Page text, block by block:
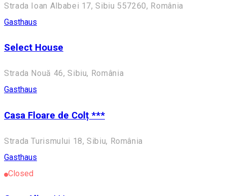
Strada Ioan Albabei 17, Sibiu 557260, România
Gasthaus
Select House
Strada Nouă 46, Sibiu, România
Gasthaus
Casa Floare de Colț ***
Strada Turismului 18, Sibiu, România
Gasthaus
Closed